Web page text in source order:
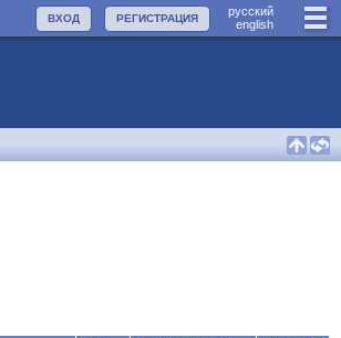
руccкий
english
РЕГИСТРАЦИЯ
ВХОД